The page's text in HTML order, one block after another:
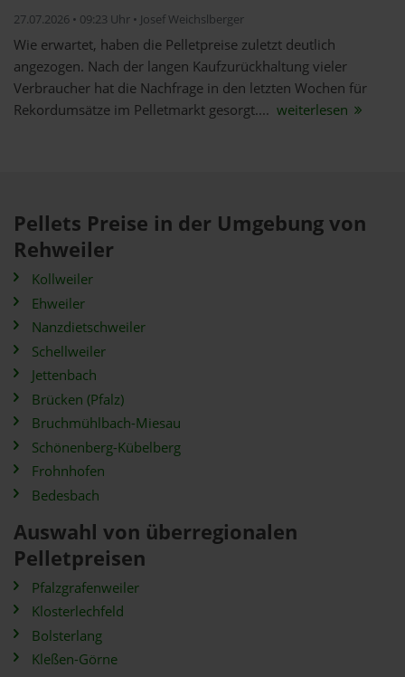
27.07.2026 • 09:23 Uhr • Josef Weichslberger
Wie erwartet, haben die Pelletpreise zuletzt deutlich
angezogen. Nach der langen Kaufzurückhaltung vieler
Verbraucher hat die Nachfrage in den letzten Wochen für
Rekordumsätze im Pelletmarkt gesorgt.... weiterlesen
Pellets Preise in der Umgebung von
Rehweiler
Kollweiler
Ehweiler
Nanzdietschweiler
Schellweiler
Jettenbach
Brücken (Pfalz)
Bruchmühlbach-Miesau
Schönenberg-Kübelberg
Frohnhofen
Bedesbach
Auswahl von überregionalen
Pelletpreisen
Pfalzgrafenweiler
Klosterlechfeld
Bolsterlang
Kleßen-Görne